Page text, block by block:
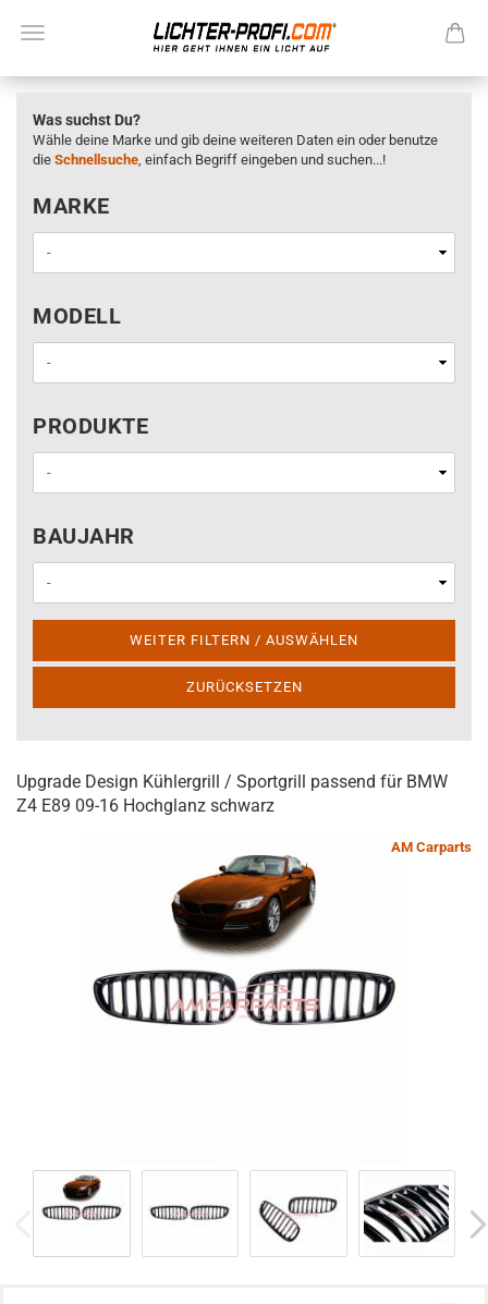
Was suchst Du?
Wähle deine Marke und gib deine weiteren Daten ein oder benutze
die Schnellsuche, einfach Begriff eingeben und suchen...!
MARKE
MARKE
MODELL
MODELL
PRODUKTE
PRODUKTE
BAUJAHR
BAUJAHR
WEITER FILTERN / AUSWÄHLEN
ZURÜCKSETZEN
Upgrade Design Kühlergrill / Sportgrill passend für BMW
Z4 E89 09-16 Hochglanz schwarz
AM Carparts